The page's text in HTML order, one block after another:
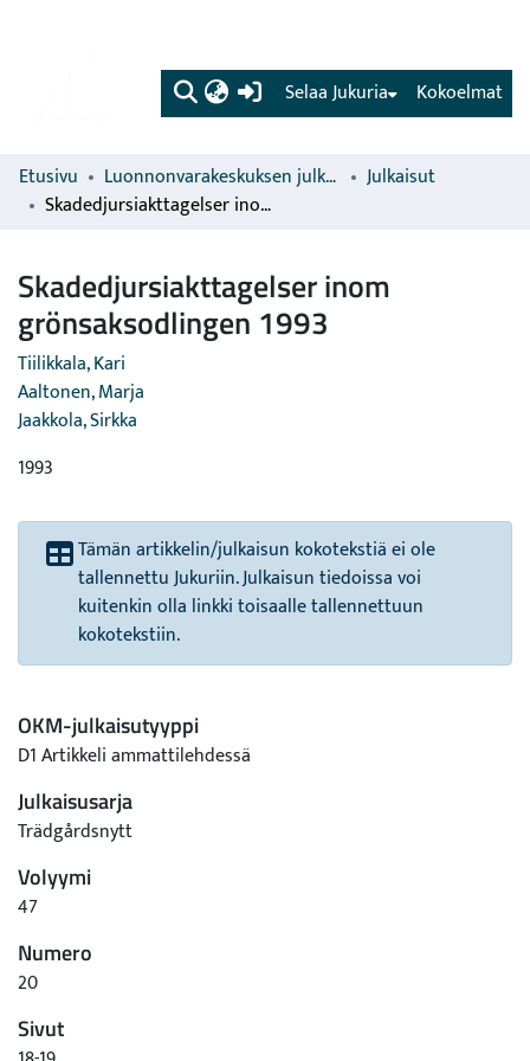
(current) Kokoelmat
Selaa Jukuria
Etusivu Luonnonvarakeskuksen julkaisut
Julkaisut
Skadedjursiakttagelser inom grönsaksodlingen 1993
Skadedjursiakttagelser inom
grönsaksodlingen 1993
Tiilikkala, Kari
Aaltonen, Marja
Jaakkola, Sirkka
1993
Tämän artikkelin/julkaisun kokotekstiä ei ole
tallennettu Jukuriin. Julkaisun tiedoissa voi
kuitenkin olla linkki toisaalle tallennettuun
kokotekstiin.
OKM-julkaisutyyppi
D1 Artikkeli ammattilehdessä
Julkaisusarja
Trädgårdsnytt
Volyymi
47
Numero
20
Sivut